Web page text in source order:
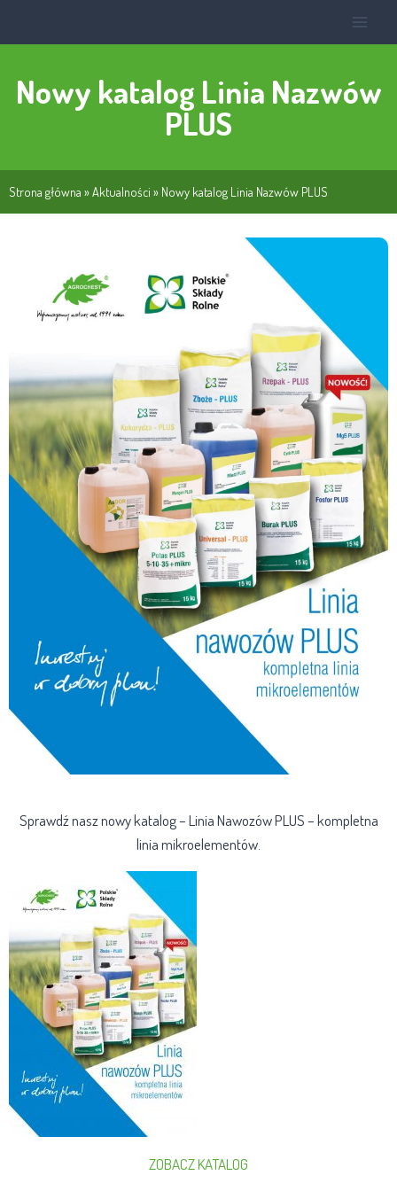
Nowy katalog Linia Nazwów
PLUS
Strona główna »Aktualności » Nowy katalog Linia Nazwów PLUS
Sprawdź nasz nowy katalog – Linia Nawozów PLUS – kompletna
linia mikroelementów.
ZOBACZ KATALOG